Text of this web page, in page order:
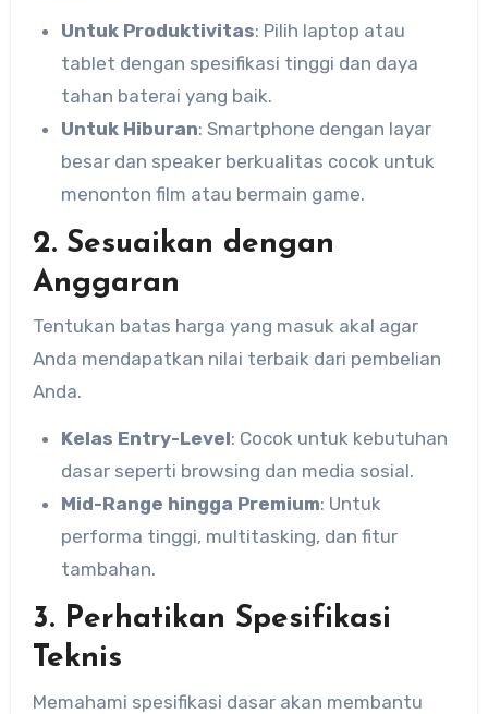
Untuk Produktivitas: Pilih laptop atau
tablet dengan spesifikasi tinggi dan daya
tahan baterai yang baik.
Untuk Hiburan: Smartphone dengan layar
besar dan speaker berkualitas cocok untuk
menonton film atau bermain game.
2. Sesuaikan dengan
Anggaran
Tentukan batas harga yang masuk akal agar
Anda mendapatkan nilai terbaik dari pembelian
Anda.
Kelas Entry-Level: Cocok untuk kebutuhan
dasar seperti browsing dan media sosial.
Mid-Range hingga Premium: Untuk
performa tinggi, multitasking, dan fitur
tambahan.
3. Perhatikan Spesifikasi
Teknis
Memahami spesifikasi dasar akan membantu